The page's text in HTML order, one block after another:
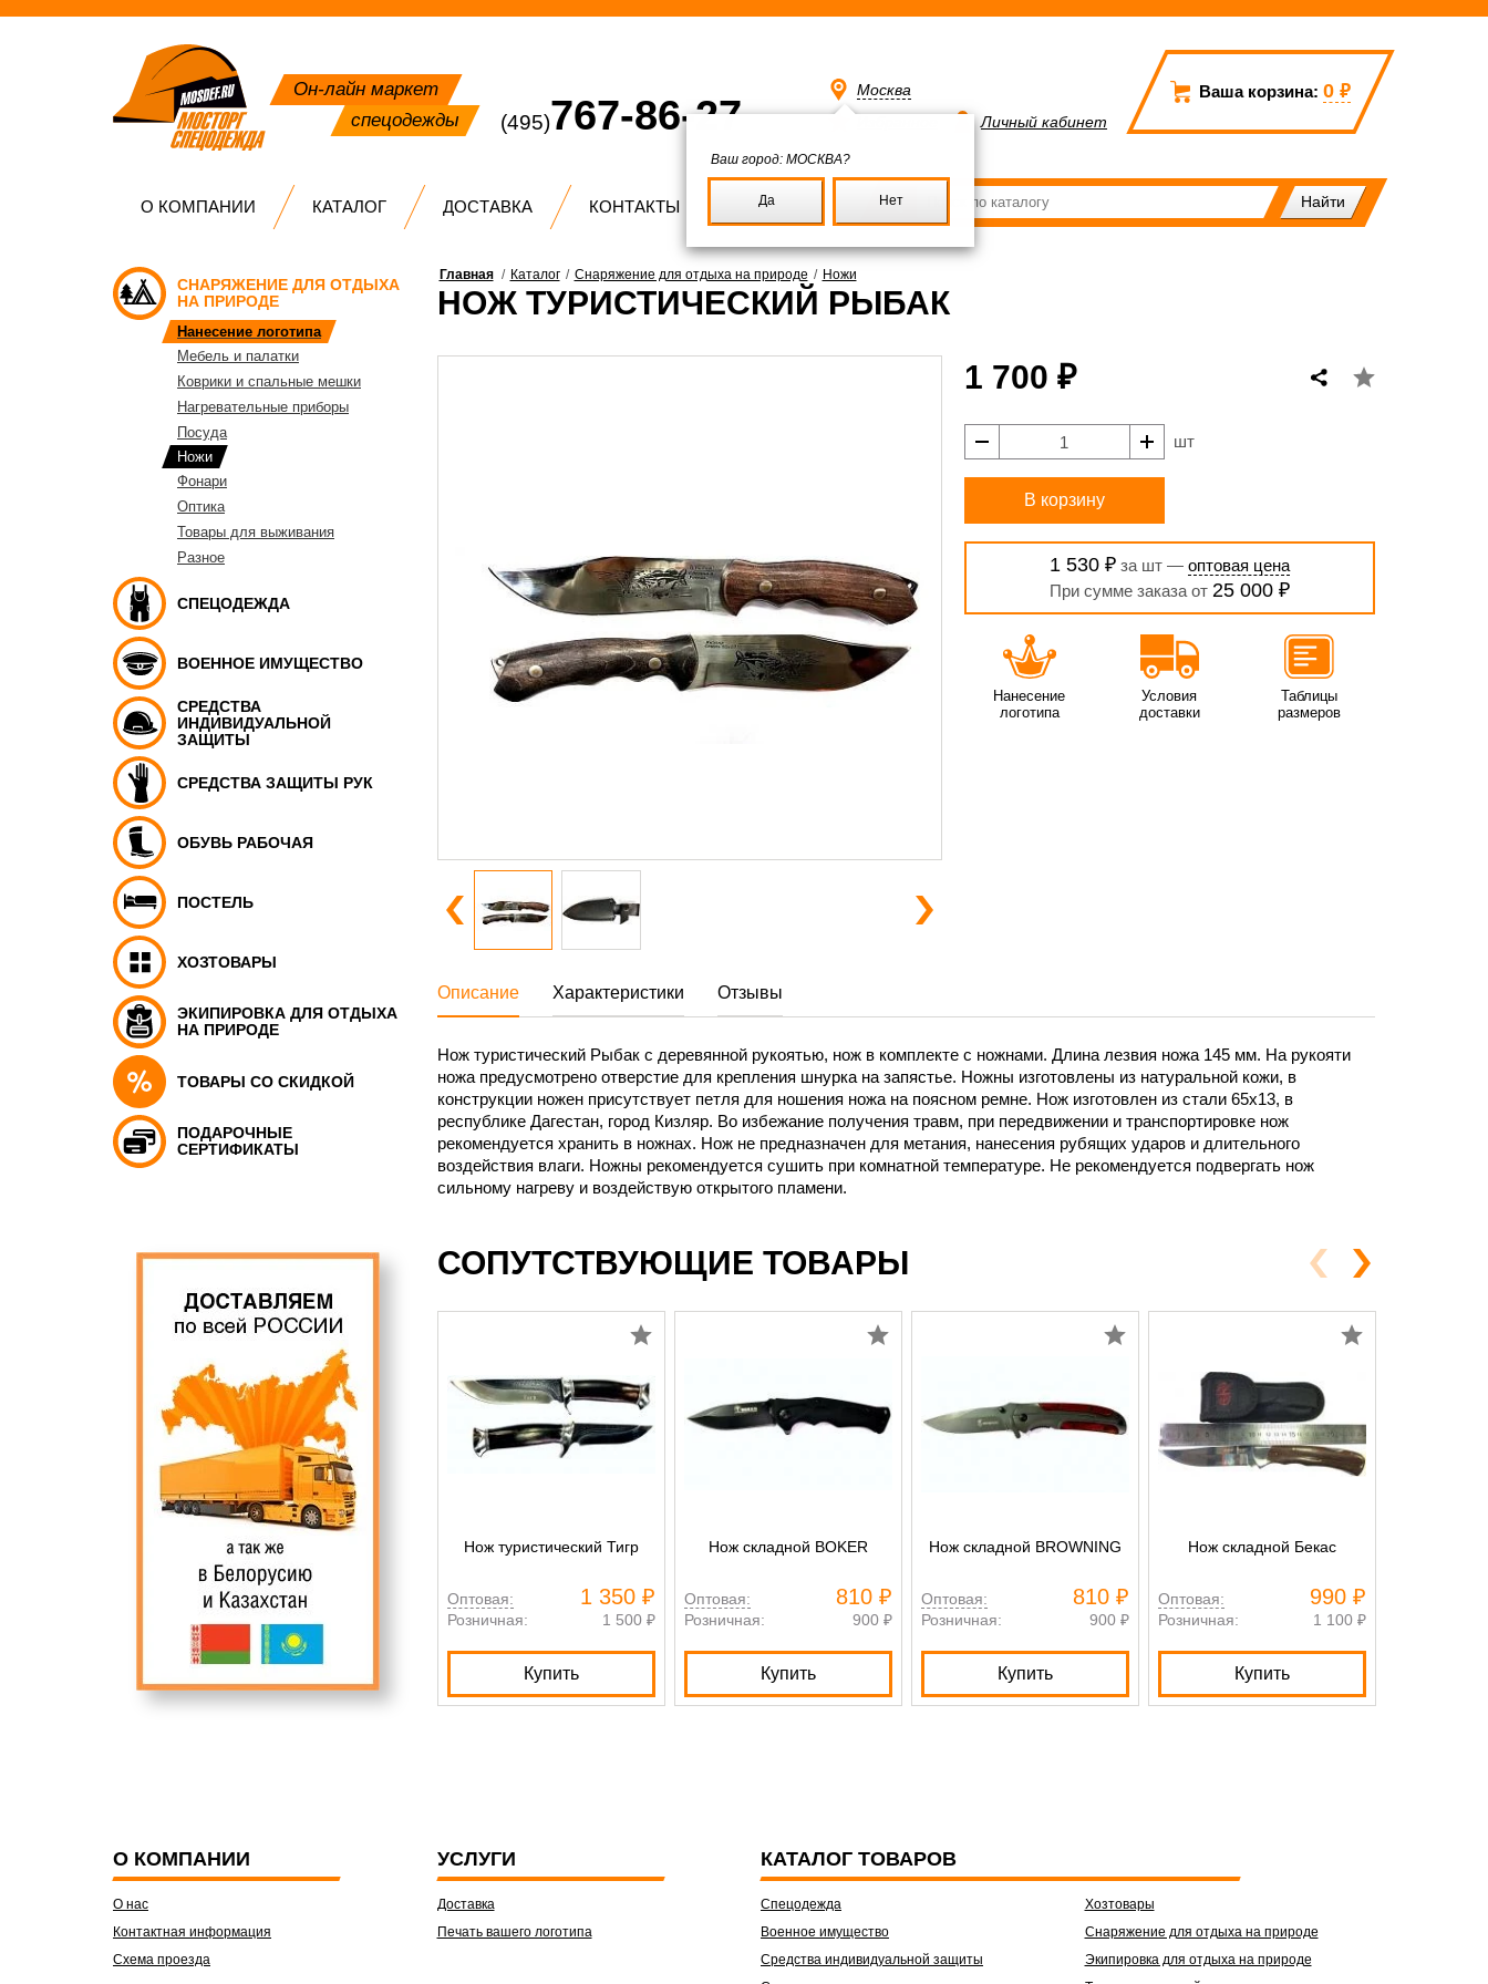
Он-лайн маркет
спецодежды
(495)767-86-27
Ваша корзина: 0 ₽
Москва
Ваш город: МОСКВА?
Да Нет
Личный кабинет
О КОМПАНИИ КАТАЛОГ ДОСТАВКА КОНТАКТЫ
СНАРЯЖЕНИЕ ДЛЯ ОТДЫХА
НА ПРИРОДЕ
Нанесение логотипа
Мебель и палатки
Коврики и спальные мешки
Нагревательные приборы
Посуда
Ножи
Фонари
Оптика
Товары для выживания
Разное
СПЕЦОДЕЖДА
ВОЕННОЕ ИМУЩЕСТВО
СРЕДСТВА
ИНДИВИДУАЛЬНОЙ
ЗАЩИТЫ
СРЕДСТВА ЗАЩИТЫ РУК
ОБУВЬ РАБОЧАЯ
ПОСТЕЛЬ
ХОЗТОВАРЫ
ЭКИПИРОВКА ДЛЯ ОТДЫХА
НА ПРИРОДЕ
ТОВАРЫ СО СКИДКОЙ
ПОДАРОЧНЫЕ
СЕРТИФИКАТЫ
Главная / Каталог / Снаряжение для отдыха на природе / Ножи
НОЖ ТУРИСТИЧЕСКИЙ РЫБАК
1 700 ₽
шт
В корзину
1 530 ₽за шт — оптовая цена
При сумме заказа от 25 000 ₽
Описание Характеристики Отзывы
Нож туристический Рыбак с деревянной рукоятью, нож в комплекте с ножнами. Длина лезвия ножа 145 мм. На рукояти
ножа предусмотрено отверстие для крепления шнурка на запястье. Ножны изготовлены из натуральной кожи, в
конструкции ножен присутствует петля для ношения ножа на поясном ремне. Нож изготовлен из стали 65х13, в
республике Дагестан, город Кизляр. Во избежание получения травм, при передвижении и транспортировке нож
рекомендуется хранить в ножнах. Нож не предназначен для метания, нанесения рубящих ударов и длительного
воздействия влаги. Ножны рекомендуется сушить при комнатной температуре. Не рекомендуется подвергать нож
сильному нагреву и воздействую открытого пламени.
Нанесение
логотипа
Условия
доставки
Таблицы
размеров
СОПУТСТВУЮЩИЕ ТОВАРЫ
Нож туристический Тигр
Оптовая: 1 350 ₽
Розничная: 1 500 ₽
Купить
Нож складной BOKER
Оптовая: 810 ₽
Розничная: 900 ₽
Купить
Нож складной BROWNING
Оптовая: 810 ₽
Розничная: 900 ₽
Купить
Нож складной Бекас
Оптовая: 990 ₽
Розничная: 1 100 ₽
Купить
О КОМПАНИИ
О нас
Контактная информация
Схема проезда
УСЛУГИ
Доставка
Печать вашего логотипа
КАТАЛОГ ТОВАРОВ
Спецодежда
Военное имущество
Средства индивидуальной защиты
Хозтовары
Снаряжение для отдыха на природе
Экипировка для отдыха на природе